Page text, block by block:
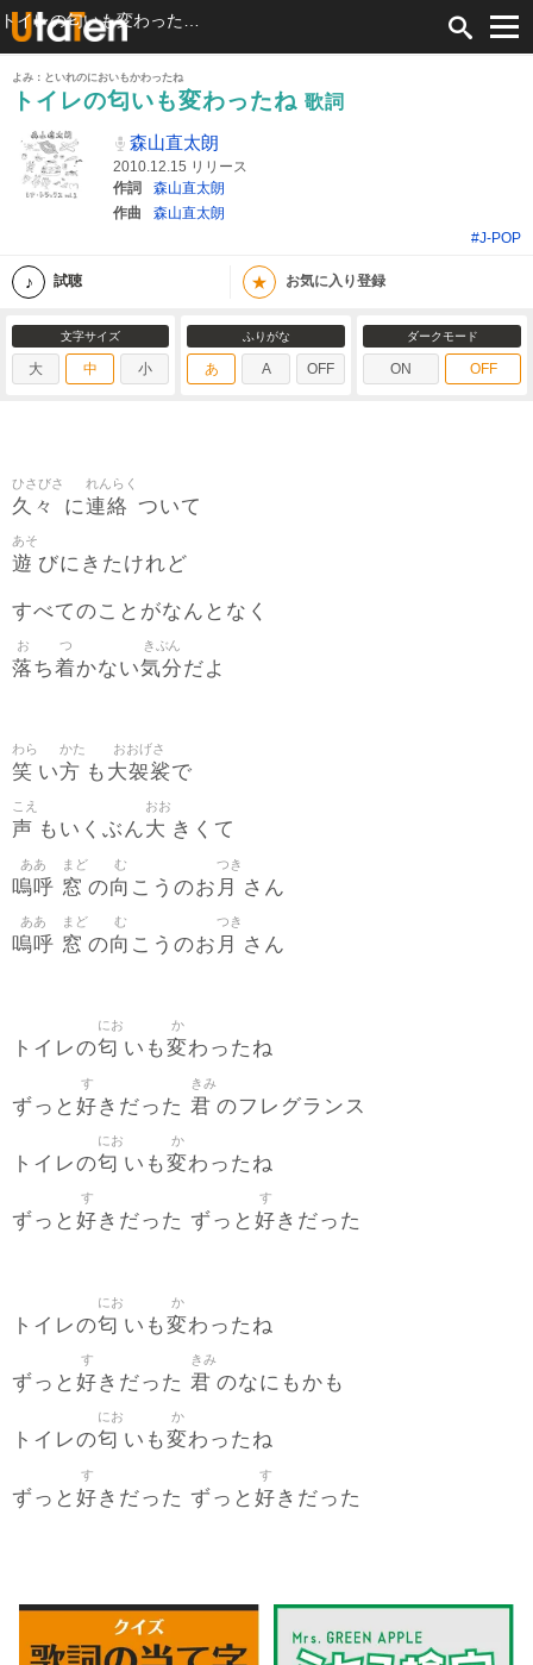
よみ：といれのにおいもかわったね
トイレの匂いも変わったね 歌詞
森山直太朗
2010.12.15 リリース
作詞
森山直太朗
作曲
森山直太朗
#J-POP
試聴 ★ お気に入り登録
文字サイズ
大 中 小
ふりがな
あ A OFF
ダークモード
ON OFF
久々
ひさびさ
に連絡
れんらく
ついて
遊
あそ
びにきたけれど
すべてのことがなんとなく
落
お
ち着
つ
かない気分
きぶん
だよ
笑
わら
い方
かた
も 大袈裟
おおげさ
で
声
こえ
もいくぶん大
おお
きくて
嗚呼
ああ
窓
まど
の向
む
こうのお 月
つき
さん
嗚呼
ああ
窓
まど
の向
む
こうのお 月
つき
さん
トイレの匂
にお
いも変
か
わったね
ずっと 好
す
きだった 君
きみ
のフレグランス
トイレの匂
にお
いも変
か
わったね
ずっと 好
す
きだった ずっと 好
す
きだった
トイレの匂
にお
いも変
か
わったね
ずっと 好
す
きだった 君
きみ
のなにもかも
トイレの匂
にお
いも変
か
わったね
ずっと 好
す
きだった ずっと 好
す
きだった